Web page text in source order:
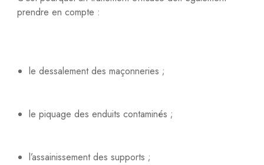
prendre en compte :
le dessalement des maçonneries ;
le piquage des enduits contaminés ;
l’assainissement des supports ;